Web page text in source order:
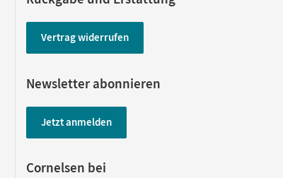
Vertrag widerrufen
Newsletter abonnieren
Jetzt anmelden
Cornelsen bei